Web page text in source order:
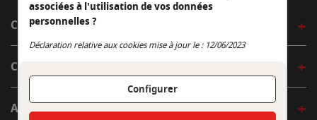
CÔTÉ OUTDOOR
CÔTÉ INDOOR
AUTOUR DE LA TABLE
associées à l'utilisation de vos données
personnelles ?
Déclaration relative aux cookies mise à jour le : 12/06/2023
Configurer
Continuer sans accepter